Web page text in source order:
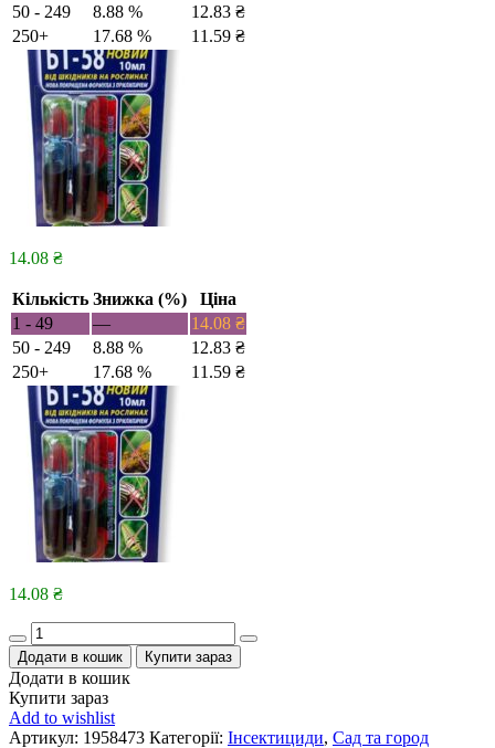
50 - 249
8.88 % 12.83 ₴
250+
17.68 % 11.59 ₴
14.08 ₴
Кількість Знижка (%)
Ціна
1 - 49
— 14.08 ₴
50 - 249
8.88 % 12.83 ₴
250+
17.68 % 11.59 ₴
14.08 ₴
Quantity
Додати в кошик Купити зараз
Додати в кошик
Купити зараз
Add to wishlist
Артикул: 1958473 Категорії: Інсектициди, Сад та город